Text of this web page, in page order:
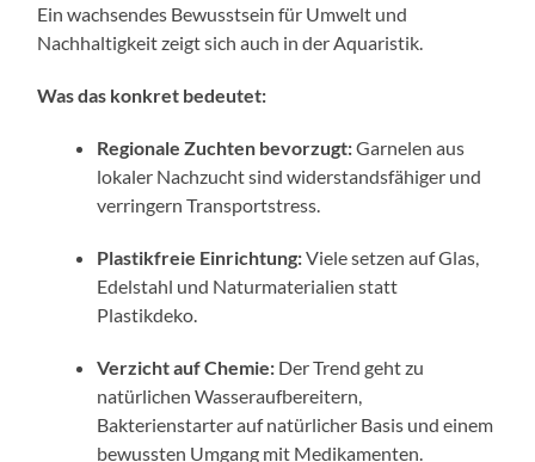
Ein wachsendes Bewusstsein für Umwelt und
Nachhaltigkeit zeigt sich auch in der Aquaristik.
Was das konkret bedeutet:
Regionale Zuchten bevorzugt:Garnelen aus
lokaler Nachzucht sind widerstandsfähiger und
verringern Transportstress.
Plastikfreie Einrichtung:Viele setzen auf Glas,
Edelstahl und Naturmaterialien statt
Plastikdeko.
Verzicht auf Chemie: Der Trend geht zu
natürlichen Wasseraufbereitern,
Bakterienstarter auf natürlicher Basis und einem
bewussten Umgang mit Medikamenten.